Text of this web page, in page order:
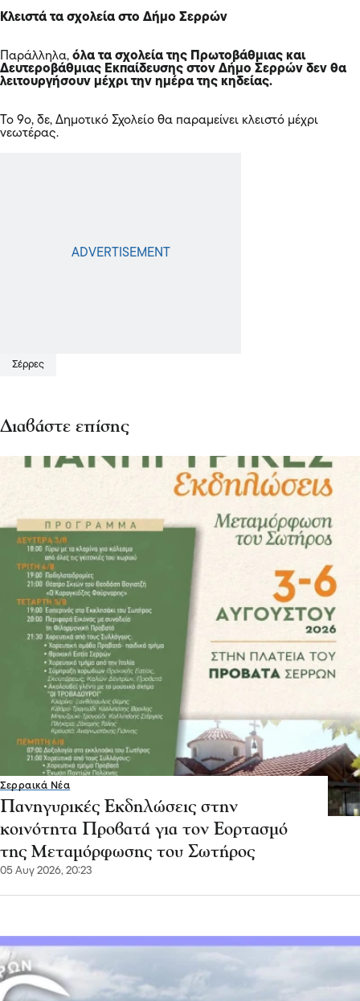
Κλειστά τα σχολεία στο Δήμο Σερρών
Παράλληλα, όλα τα σχολεία της Πρωτοβάθμιας και
Δευτεροβάθμιας Εκπαίδευσης στον Δήμο Σερρών δεν θα
λειτουργήσουν μέχρι την ημέρα της κηδείας.
Το 9ο, δε, Δημοτικό Σχολείο θα παραμείνει κλειστό μέχρι
νεωτέρας.
Σέρρες
Διαβάστε επίσης
Σερραικά Νέα
Πανηγυρικές Εκδηλώσεις στην
κοινότητα Προβατά για τον Εορτασμό
της Μεταμόρφωσης του Σωτήρος
05 Αυγ 2026, 20:23